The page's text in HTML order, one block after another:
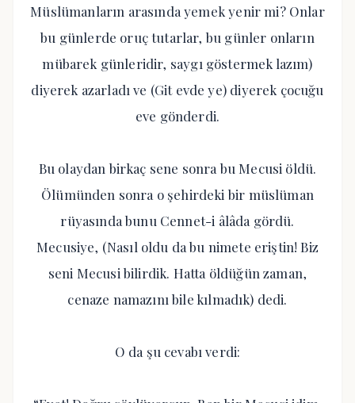
Müslümanların arasında yemek yenir mi? Onlar
bu günlerde oruç tutarlar, bu günler onların
mübarek günleridir, saygı göstermek lazım)
diyerek azarladı ve (Git evde ye) diyerek çocuğu
eve gönderdi.
Bu olaydan birkaç sene sonra bu Mecusi öldü.
Ölümünden sonra o şehirdeki bir müslüman
rüyasında bunu Cennet-i âlâda gördü.
Mecusiye, (Nasıl oldu da bu nimete eriştin! Biz
seni Mecusi bilirdik. Hatta öldüğün zaman,
cenaze namazını bile kılmadık) dedi.
O da şu cevabı verdi: